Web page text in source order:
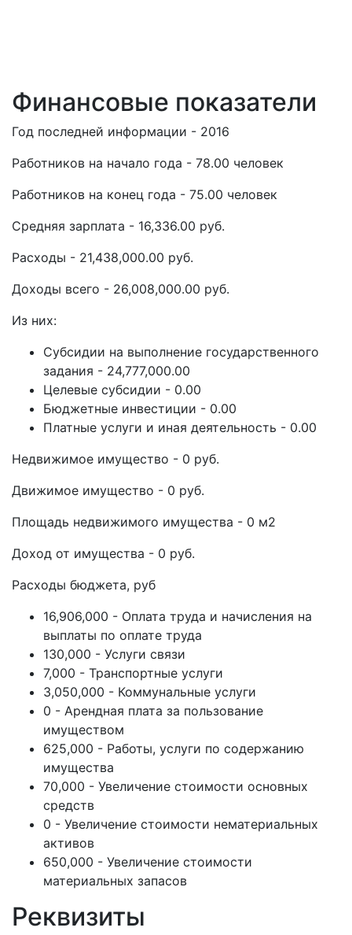
Финансовые показатели
Год последней информации - 2016
Работников на начало года - 78.00 человек
Работников на конец года - 75.00 человек
Средняя зарплата - 16,336.00 руб.
Расходы - 21,438,000.00 руб.
Доходы всего - 26,008,000.00 руб.
Из них:
Субсидии на выполнение государственного
задания - 24,777,000.00
Целевые субсидии - 0.00
Бюджетные инвестиции - 0.00
Платные услуги и иная деятельность - 0.00
Недвижимое имущество - 0 руб.
Движимое имущество - 0 руб.
Площадь недвижимого имущества - 0 м2
Доход от имущества - 0 руб.
Расходы бюджета, руб
16,906,000 - Оплата труда и начисления на
выплаты по оплате труда
130,000 - Услуги связи
7,000 - Транспортные услуги
3,050,000 - Коммунальные услуги
0 - Арендная плата за пользование
имуществом
625,000 - Работы, услуги по содержанию
имущества
70,000 - Увеличение стоимости основных
средств
0 - Увеличение стоимости нематериальных
активов
650,000 - Увеличение стоимости
материальных запасов
Реквизиты